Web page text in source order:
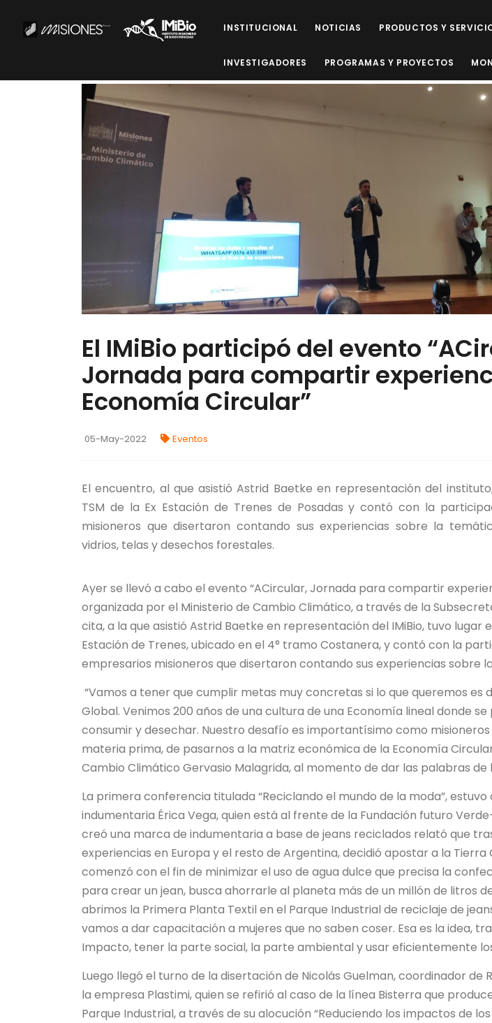
INSTITUCIONAL NOTICIAS PRODUCTOS Y
INVESTIGADORES PROGRAMAS Y PROYECTOS
El IMiBio participó del evento
Jornada para compartir
Economía Circular”
05-May-2022 Eventos
El encuentro, al que asistió Astrid Baetke en representación del
TSM de la Ex Estación de Trenes de Posadas y contó con la
misioneros que disertaron contando sus experiencias sobre la
vidrios, telas y desechos forestales.
Ayer se llevó a cabo el evento “ACircular, Jornada para compartir
organizada por el Ministerio de Cambio Climático, a través de la
cita, a la que asistió Astrid Baetke en representación del IMiBio, tuvo lugar
Estación de Trenes, ubicado en el 4° tramo Costanera, y contó con la
empresarios misioneros que disertaron contando sus experiencias sobre
“Vamos a tener que cumplir metas muy concretas si lo que queremos
Global. Venimos 200 años de una cultura de una Economía lineal donde
consumir y desechar. Nuestro desafío es importantísimo como
materia prima, de pasarnos a la matriz económica de la Economía
Cambio Climático Gervasio Malagrida, al momento de dar las palabras de
La primera conferencia titulada “Reciclando el mundo de la moda”,
indumentaria Érica Vega, quien está al frente de la Fundación futuro
creó una marca de indumentaria a base de jeans reciclados relató que
experiencias en Europa y el resto de Argentina, decidió apostar a la Tierra
comenzó con el fin de minimizar el uso de agua dulce que precisa la
para crear un jean, busca ahorrarle al planeta más de un millón de litros
abrimos la Primera Planta Textil en el Parque Industrial de reciclaje de
vamos a dar capacitación a mujeres que no saben coser. Esa es la idea,
Impacto, tener la parte social, la parte ambiental y usar eficientemente
Luego llegó el turno de la disertación de Nicolás Guelman, coordinador de
la empresa Plastimi, quien se refirió al caso de la línea Bisterra que
Parque Industrial, a través de su alocución “Reduciendo los impactos de